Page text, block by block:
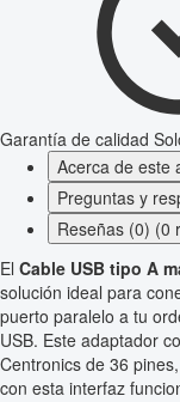
Garantía de calidad
Acerca de este
Preguntas y
Reseñas (0) (0
El Cable USB tipo A
solución ideal para
puerto paralelo a tu
USB. Este adaptador
Centronics de 36
con esta interfaz